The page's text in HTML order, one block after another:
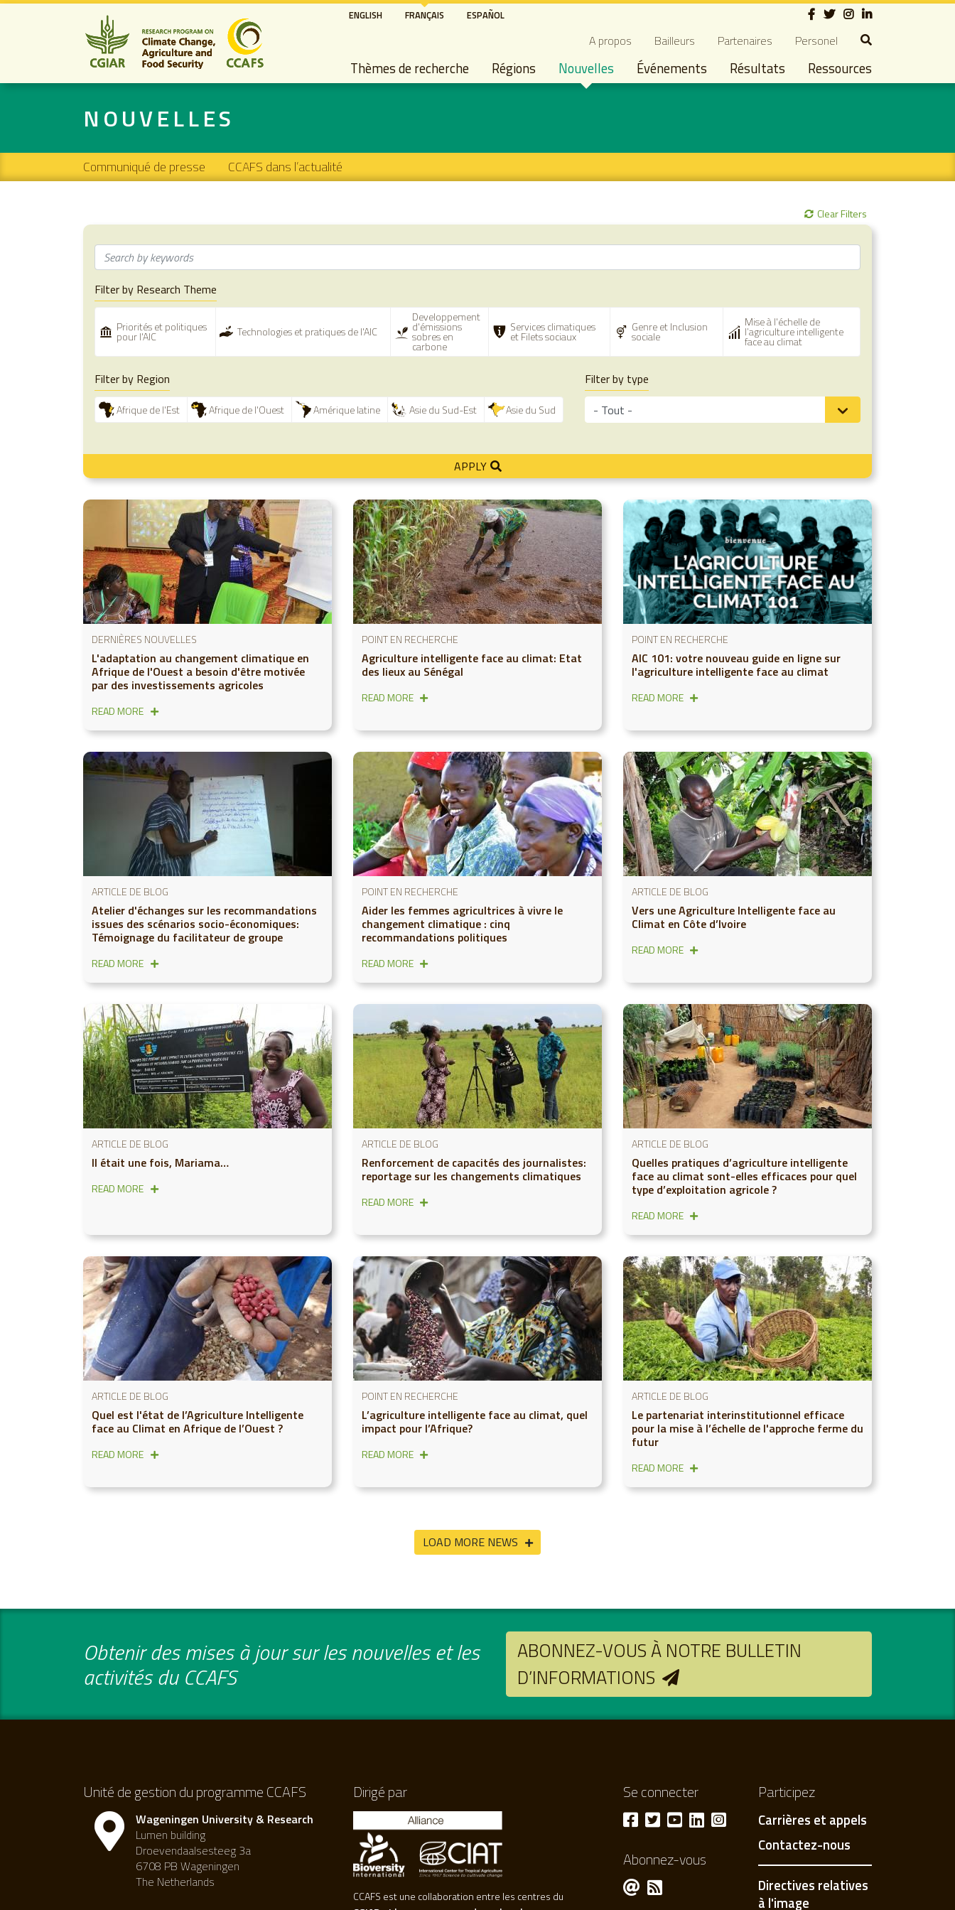
Aller
principal
ENGLISH FRANÇAIS ESPAÑOL Social
Secondary navigation
A propos Bailleurs Partenaires Personel
Main navigation
Thèmes de recherche Régions Nouvelles Événements Résultats Ressources
NOUVELLES
Main navigation
Communiqué de presse CCAFS dans l’actualité
Clear Filters
Filter by Research Theme
Priorités et politiques
pour l'AIC Technologies et pratiques de l'AIC
Developpement
d'émissions
sobres en
carbone
Services climatiques
et Filets sociaux
Genre et Inclusion
sociale
Mise à l'échelle de
l’agriculture intelligente
face au climat
Filter by Region
Afrique de l'Est Afrique de l'Ouest Amérique latine Asie du Sud-Est Asie du Sud
Filter by type
APPLY
DERNIÈRES NOUVELLES
L'adaptation au changement climatique en
Afrique de l'Ouest a besoin d'être motivée
par des investissements agricoles
READ MORE
POINT EN RECHERCHE
Agriculture intelligente face au climat: Etat
des lieux au Sénégal
READ MORE
POINT EN RECHERCHE
AIC 101: votre nouveau guide en ligne sur
l'agriculture intelligente face au climat
READ MORE
ARTICLE DE BLOG
Atelier d'échanges sur les recommandations
issues des scénarios socio-économiques:
Témoignage du facilitateur de groupe
READ MORE
POINT EN RECHERCHE
Aider les femmes agricultrices à vivre le
changement climatique : cinq
recommandations politiques
READ MORE
ARTICLE DE BLOG
Vers une Agriculture Intelligente face au
Climat en Côte d’Ivoire
READ MORE
ARTICLE DE BLOG
Il était une fois, Mariama…
READ MORE
ARTICLE DE BLOG
Renforcement de capacités des journalistes:
reportage sur les changements climatiques
READ MORE
ARTICLE DE BLOG
Quelles pratiques d’agriculture intelligente
face au climat sont-elles efficaces pour quel
type d’exploitation agricole ?
READ MORE
ARTICLE DE BLOG
Quel est l'état de l’Agriculture Intelligente
face au Climat en Afrique de l’Ouest ?
READ MORE
POINT EN RECHERCHE
L’agriculture intelligente face au climat, quel
impact pour l’Afrique?
READ MORE
ARTICLE DE BLOG
Le partenariat interinstitutionnel efficace
pour la mise à l’échelle de l'approche ferme du
futur
READ MORE
LOAD MORE NEWS
Obtenir des mises à jour sur les nouvelles et les
activités du CCAFS
ABONNEZ-VOUS À NOTRE BULLETIN
D’INFORMATIONS
Unité de gestion du programme CCAFS
Wageningen University & Research
Lumen building
Droevendaalsesteeg 3a
6708 PB Wageningen
The Netherlands
Dirigé par
CCAFS est une collaboration entre les centres du
Se connecter
Abonnez-vous
Participez
Carrières et appels
Contactez-nous
Directives relatives
à l'image